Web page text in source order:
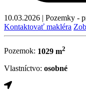
10.03.2026 | Pozemky -
Kontaktovať makléra
Pozemok: 1029 m2
Vlastníctvo: osobné